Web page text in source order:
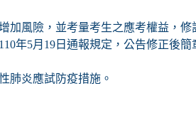
風險，並考量考生之應考權益，
年5月19日通報規定，公告修正後簡
肺炎應試防疫措施。